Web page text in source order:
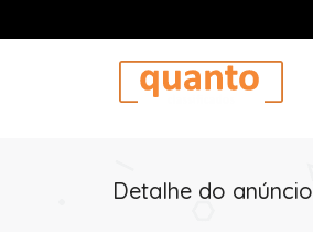
Detalhe do anúncio